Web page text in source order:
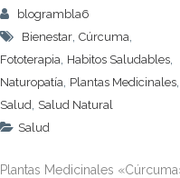
blogrambla6
Bienestar Cúrcuma
Fototerapia Habitos Saludables
Naturopatía Plantas Medicinales
Salud Salud Natural
Salud
Plantas Medicinales